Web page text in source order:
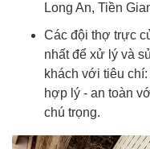
Long An, Tiền
Các đội thợ trực
nhất để xử lý và
khách với tiêu
hợp lý - an toàn
chú trọng.